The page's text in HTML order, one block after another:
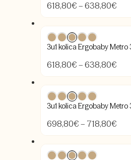
618,80€ – 638,80€
od
do
3u1 kolica Ergobaby
618,80€ – 638,80€
od
do
3u1 kolica Ergobaby
698,80€ – 718,80€
od